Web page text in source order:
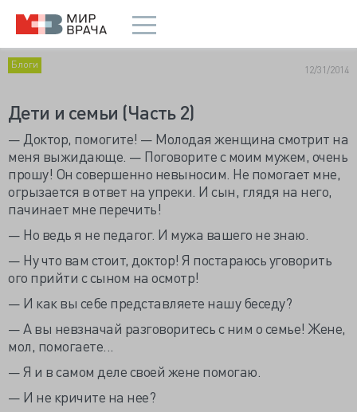
Блоги 12/31/2014
Дети и семьи (Часть 2)
— Доктор, помогите! — Молодая женщина смотрит на
меня выжидающе. — Поговорите с моим мужем, очень
прошу! Он совершенно невыносим. Не помогает мне,
огрызается в ответ на упреки. И сын, глядя на него,
пачинает мне перечить!
— Но ведь я не педагог. И мужа вашего не знаю.
— Ну что вам стоит, доктор! Я постараюсь уговорить
ого прийти с сыном на осмотр!
— И как вы себе представляете нашу беседу?
— А вы невзначай разговоритесь с ним о семье! Жене,
мол, помогаете...
— Я и в самом деле своей жене помогаю.
— И не кричите на нее?